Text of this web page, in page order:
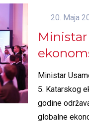
20. Maja
Ministar
5. Katarskog
godine
globalne